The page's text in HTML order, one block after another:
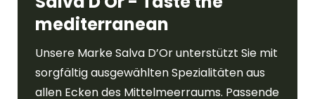
mediterranean
Unsere Marke Salva D’Or unterstützt Sie mit
sorgfältig ausgewählten Spezialitäten aus
allen Ecken des Mittelmeerraums. Passende